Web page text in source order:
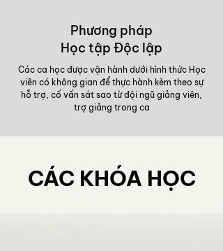
Phương pháp
Học tập Độc lập
Các ca học được vận hành dưới hình thức Học
viên có không gian để thực hành kèm theo sự
hỗ trợ, cố vấn sát sao từ đội ngũ giảng viên,
trợ giảng trong ca
CÁC KHÓA HỌC